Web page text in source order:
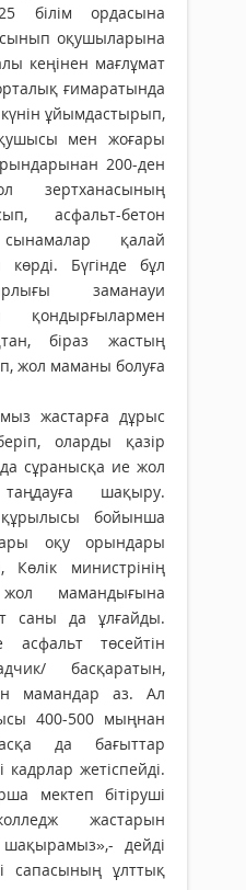
білім ордасына
оқушыларына
кеңінен мағлұмат
ғимаратында
ұйымдастырып,
мен жоғары
200-ден
зертханасының
асфальт-бетон
қалай
Бүгінде бұл
заманауи
қондырғылармен
біраз жастың
жол маманы болуға
жастарға дұрыс
оларды қазір
сұранысқа ие жол
шақыру.
бойынша
оқу орындары
Көлік министрінің
мамандығына
саны да ұлғайды.
асфальт төсейтін
басқаратын,
мамандар аз. Ал
400-500 мыңнан
да бағыттар
кадрлар жетіспейді.
мектеп бітіруші
жастарын
дейді
сапасының ұлттық